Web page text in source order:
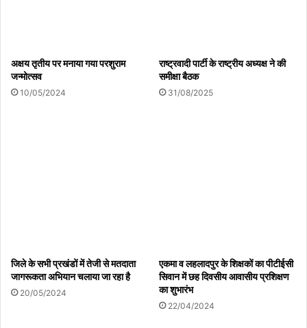
अक्षय तृतीय पर मनाया गया परशुराम
जन्मोत्सव
10/05/2024
राष्ट्रवादी पार्टी के राष्ट्रीय अध्यक्ष ने की
समीक्षा बैठक
31/08/2025
जिले के सभी प्रखंडों में तेजी से मतदाता
जागरूकता अभियान चलाया जा रहा है
20/05/2024
एकमा व लहलादपुर के शिक्षकों का पीटीईसी
सिवान में छह दिवसीय आवासीय प्रशिक्षण
का शुभारंभ
22/04/2024